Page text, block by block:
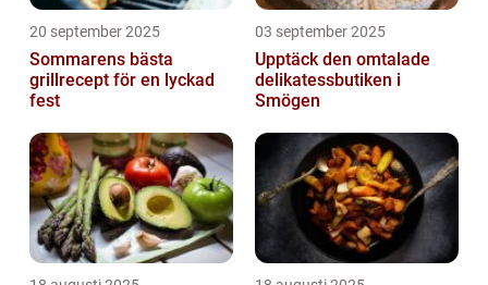
20 september 2025
Sommarens bästa
grillrecept för en lyckad
fest
03 september 2025
Upptäck den omtalade
delikatessbutiken i
Smögen